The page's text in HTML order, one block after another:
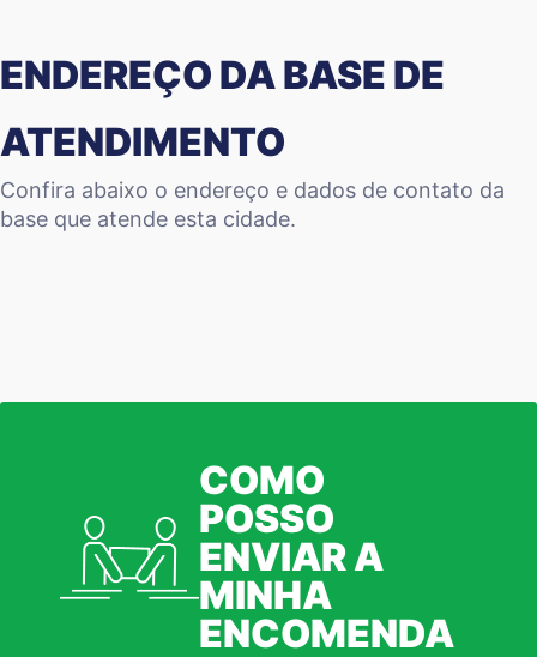
ENDEREÇO DA BASE DE
ATENDIMENTO
Confira abaixo o endereço e dados de contato da
base que atende esta cidade.
COMO
POSSO
ENVIAR A
MINHA
ENCOMENDA